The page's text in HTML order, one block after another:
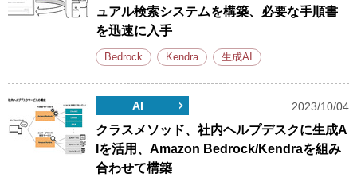
ュアル検索システムを構築、必要な手順書
を迅速に入手
Bedrock Kendra 生成AI
AI 2023/10/04
クラスメソッド、社内ヘルプデスクに生成A
Iを活用、Amazon Bedrock/Kendraを組み
合わせて構築